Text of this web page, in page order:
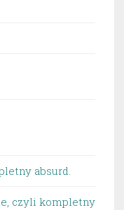
absurd.
czyli kompletny